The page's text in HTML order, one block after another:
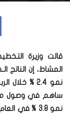
قالت وزيرة
المشاط، إن